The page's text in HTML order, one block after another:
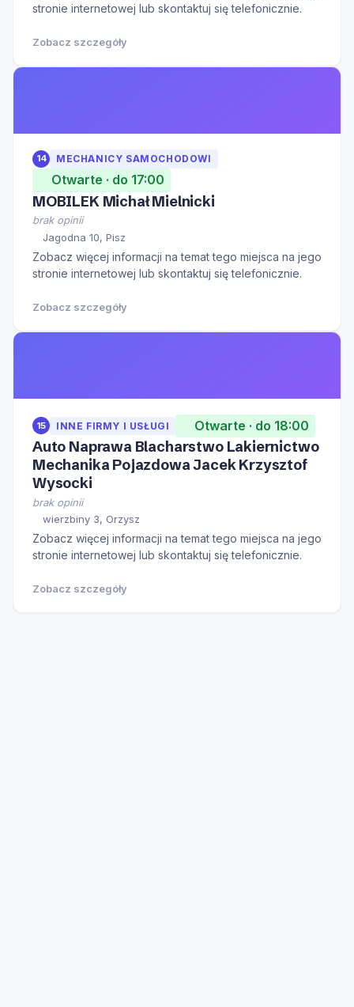
stronie internetowej lub skontaktuj się telefonicznie.
Zobacz szczegóły
14 MECHANICY SAMOCHODOWI
Otwarte · do 17:00
MOBILEK Michał Mielnicki
brak opinii
Jagodna 10, Pisz
Zobacz więcej informacji na temat tego miejsca na jego
stronie internetowej lub skontaktuj się telefonicznie.
Zobacz szczegóły
15 INNE FIRMY I USŁUGI Otwarte · do 18:00
Auto Naprawa Blacharstwo Lakiernictwo
Mechanika Pojazdowa Jacek Krzysztof
Wysocki
brak opinii
wierzbiny 3, Orzysz
Zobacz więcej informacji na temat tego miejsca na jego
stronie internetowej lub skontaktuj się telefonicznie.
Zobacz szczegóły